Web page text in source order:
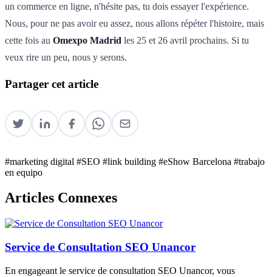
un commerce en ligne, n'hésite pas, tu dois essayer l'expérience.
Nous, pour ne pas avoir eu assez, nous allons répéter l'histoire, mais
cette fois au Omexpo Madrid les 25 et 26 avril prochains. Si tu
veux rire un peu, nous y serons.
Partager cet article
#marketing digital #SEO #link building #eShow Barcelona #trabajo
en equipo
Articles Connexes
Service de Consultation SEO Unancor
En engageant le service de consultation SEO Unancor, vous